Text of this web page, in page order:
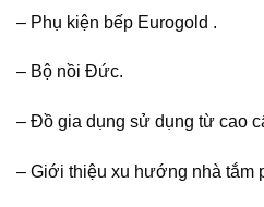
– Phụ kiện bếp Eurogold .
– Bộ nồi Đức.
– Đồ gia dụng sử dụng từ cao
– Giới thiệu xu hướng nhà tắm